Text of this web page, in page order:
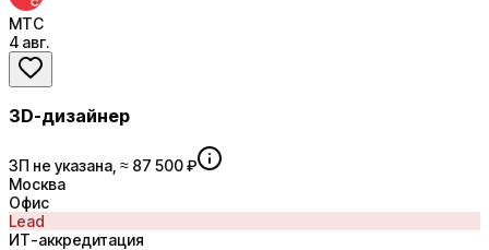
МТС
4 авг.
3D-дизайнер
ЗП не указана, ≈ 87 500 ₽
Москва
Офис
Lead
ИТ-аккредитация